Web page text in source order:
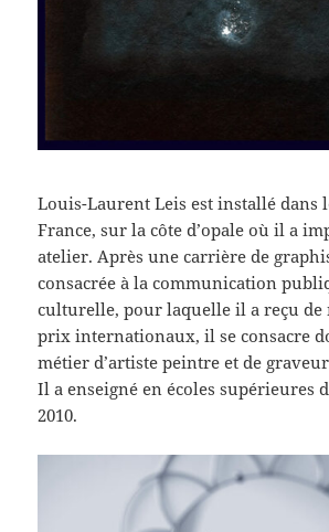
Louis-Laurent Leis est installé dans
France, sur la côte d’opale où il a
atelier. Après une carrière de
consacrée à la communication
culturelle, pour laquelle il a reçu de
prix internationaux, il se consacre
métier d’artiste peintre et de
Il a enseigné en écoles supérieures
2010.